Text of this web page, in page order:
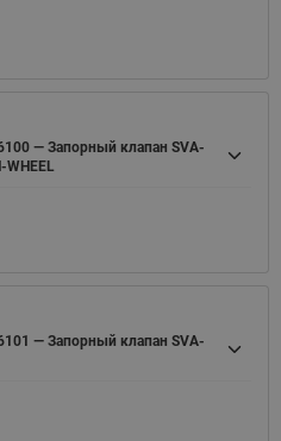
— Запорный клапан SVA-
WHEEL
— Запорный клапан SVA-